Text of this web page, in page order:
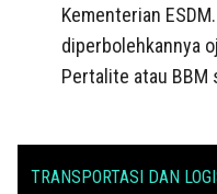
Kementerian
diperbolehkannya
Pertalite atau BBM
TRANSPORTASI DAN